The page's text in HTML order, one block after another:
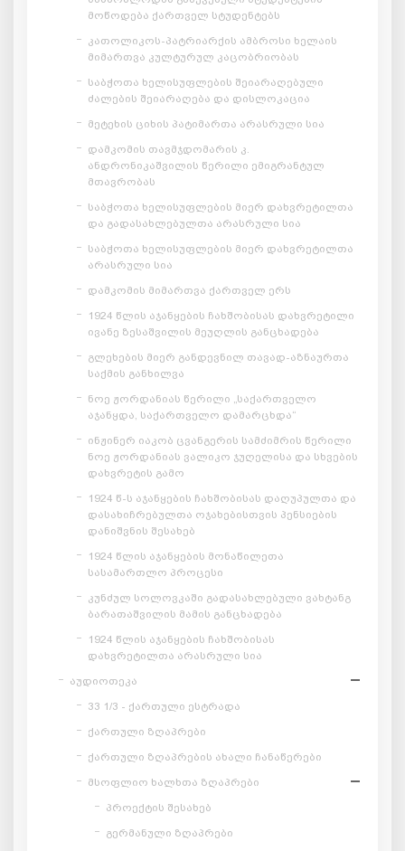
მოწოდება ქართველ სტუდენტებს
კათოლიკოს-პატრიარქის ამბროსი ხელაის
მიმართვა კულტურულ კაცობრიობას
საბჭოთა ხელისუფლების შეიარაღებული
ძალების შეიარაღება და დისლოკაცია
მეტეხის ციხის პატიმართა არასრული სია
დამკომის თავმჯდომარის კ.
ანდრონიკაშვილის წერილი ემიგრანტულ
მთავრობას
საბჭოთა ხელისუფლების მიერ დახვრეტილთა
და გადასახლებულთა არასრული სია
საბჭოთა ხელისუფლების მიერ დახვრეტილთა
არასრული სია
დამკომის მიმართვა ქართველ ერს
1924 წლის აჯანყების ჩახშობისას დახვრეტილი
ივანე ზესაშვილის მეუღლის განცხადება
გლეხების მიერ განდევნილ თავად-აზნაურთა
საქმის განხილვა
ნოე ჟორდანიას წერილი „საქართველო
აჯანყდა, საქართველო დამარცხდა“
ინჟინერ იაკობ ცვანგერის სამძიმრის წერილი
ნოე ჟორდანიას ვალიკო ჯუღელისა და სხვების
დახვრეტის გამო
1924 წ-ს აჯანყების ჩახშობისას დაღუპულთა და
დასახიჩრებულთა ოჯახებისთვის პენსიების
დანიშვნის შესახებ
1924 წლის აჯანყების მონაწილეთა
სასამართლო პროცესი
კუნძულ სოლოვკაში გადასახლებული ვახტანგ
ბარათაშვილის მამის განცხადება
1924 წლის აჯანყების ჩახშობისას
დახვრეტილთა არასრული სია
აუდიოთეკა
33 1/3 - ქართული ესტრადა
ქართული ზღაპრები
ქართული ზღაპრების ახალი ჩანაწერები
მსოფლიო ხალხთა ზღაპრები
პროექტის შესახებ
გერმანული ზღაპრები